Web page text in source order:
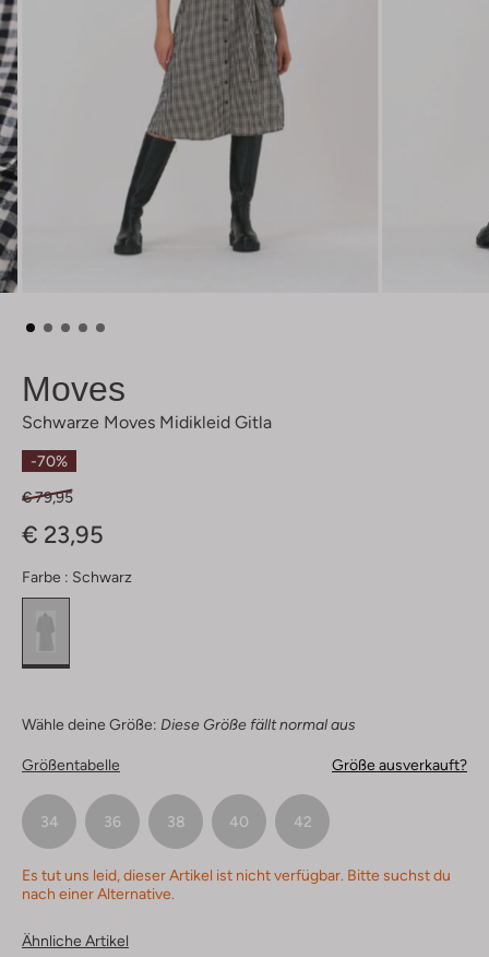
Moves
Schwarze Moves Midikleid Gitla
-70%
€ 79,95
€ 23,95
Farbe : Schwarz
Wähle deine Größe: Diese Größe fällt normal aus
Größentabelle Größe ausverkauft?
34 36 38 40 42
Es tut uns leid, dieser Artikel ist nicht verfügbar. Bitte suchst du
nach einer Alternative.
Ähnliche Artikel